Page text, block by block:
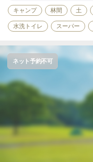
キャンプ 林間 土
水洗トイレ スーパー
ネット予約不可